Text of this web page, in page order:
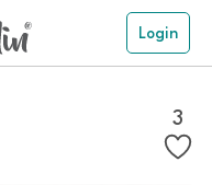
Login
3